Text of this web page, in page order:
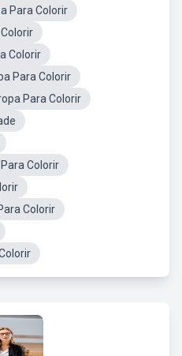
Para Colorir
Colorir
Para Colorir
Para Colorir
Colorir
Colorir